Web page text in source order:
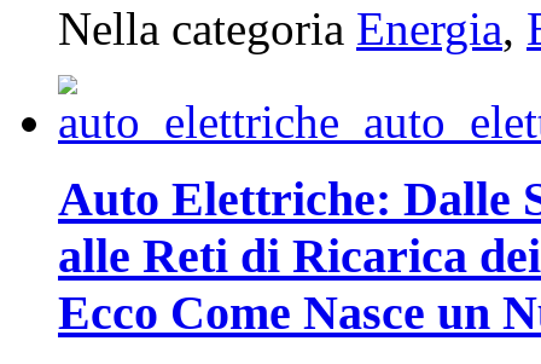
Nella categoria Energia,
Auto Elettriche: Dalle
alle Reti di Ricarica
Ecco Come Nasce un